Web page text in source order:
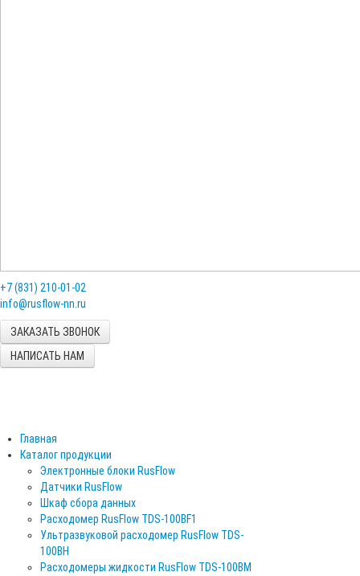
+7 (831) 210-01-02
ЗАКАЗАТЬ ЗВОНОК
НАПИСАТЬ НАМ
Главная
Каталог продукции
Электронные блоки RusFlow
Датчики RusFlow
Шкаф сбора данных
Расходомер RusFlow TDS-100BF1
Ультразвуковой расходомер RusFlow TDS-
100BH
Расходомеры жидкости RusFlow TDS-100BM